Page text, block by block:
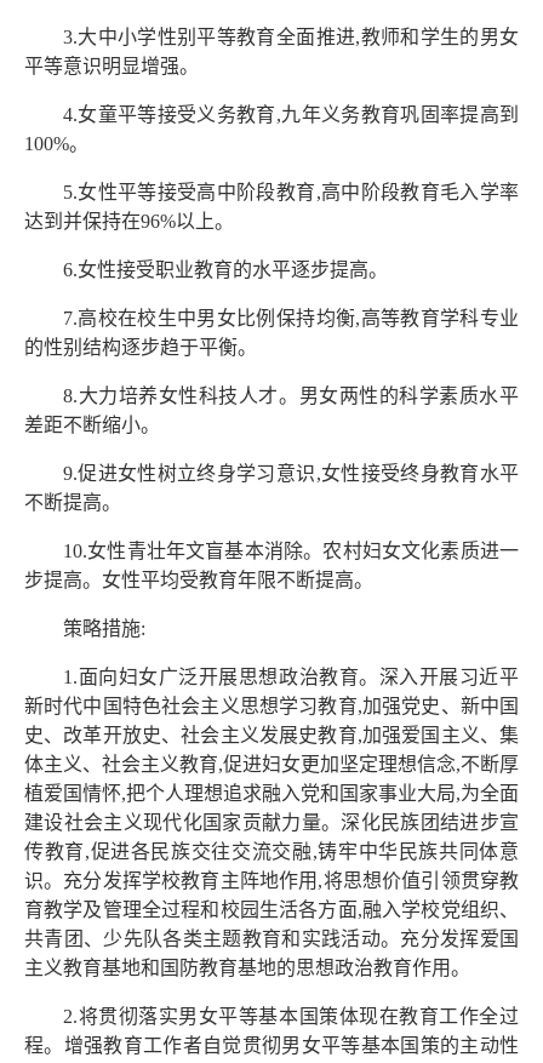
3.大中小学性别平等教育全面推进,教师和学生的男女
平等意识明显增强。
4.女童平等接受义务教育,九年义务教育巩固率提高到
100%。
5.女性平等接受高中阶段教育,高中阶段教育毛入学率
达到并保持在96%以上。
6.女性接受职业教育的水平逐步提高。
7.高校在校生中男女比例保持均衡,高等教育学科专业
的性别结构逐步趋于平衡。
8.大力培养女性科技人才。男女两性的科学素质水平
差距不断缩小。
9.促进女性树立终身学习意识,女性接受终身教育水平
不断提高。
10.女性青壮年文盲基本消除。农村妇女文化素质进一
步提高。女性平均受教育年限不断提高。
策略措施:
1.面向妇女广泛开展思想政治教育。深入开展习近平
新时代中国特色社会主义思想学习教育,加强党史、新中国
史、改革开放史、社会主义发展史教育,加强爱国主义、集
体主义、社会主义教育,促进妇女更加坚定理想信念,不断厚
植爱国情怀,把个人理想追求融入党和国家事业大局,为全面
建设社会主义现代化国家贡献力量。深化民族团结进步宣
传教育,促进各民族交往交流交融,铸牢中华民族共同体意
识。充分发挥学校教育主阵地作用,将思想价值引领贯穿教
育教学及管理全过程和校园生活各方面,融入学校党组织、
共青团、少先队各类主题教育和实践活动。充分发挥爱国
主义教育基地和国防教育基地的思想政治教育作用。
2.将贯彻落实男女平等基本国策体现在教育工作全过
程。增强教育工作者自觉贯彻男女平等基本国策的主动性